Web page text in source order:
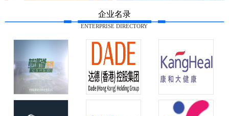
企业名录
ENTERPRISE DIRECTORY